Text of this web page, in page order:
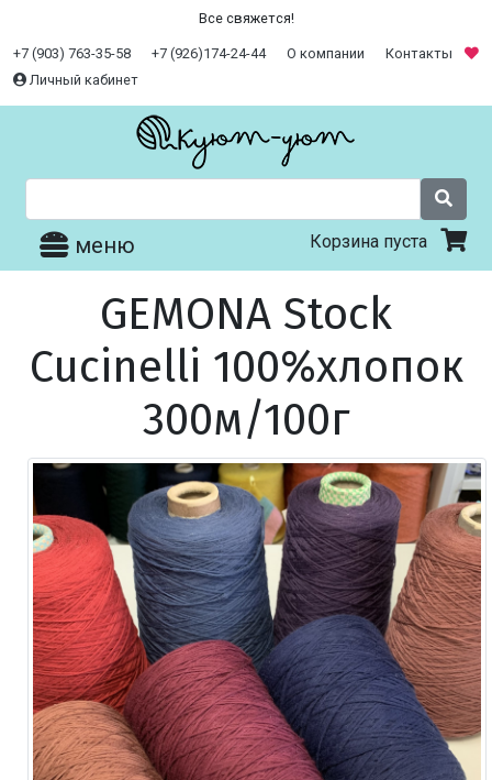
Все свяжется!
+7 (903) 763-35-58 +7 (926)174-24-44 О компании
Контакты
Личный кабинет
меню Корзина пуста
GEMONA Stock
Cucinelli 100%хлопок
300м/100г